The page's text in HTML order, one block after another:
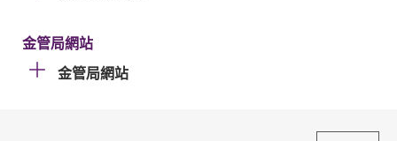
金管局網站
金管局網站